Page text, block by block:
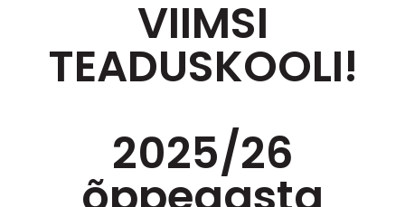
VIIMSI
TEADUSKOOLI!
2025/26